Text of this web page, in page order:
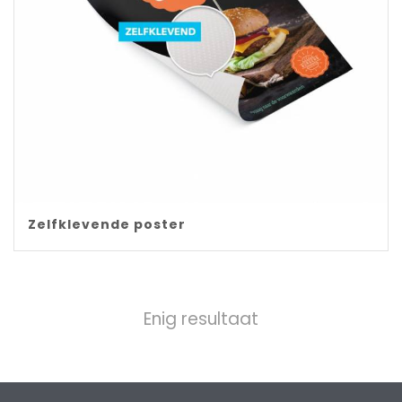
Zelfklevende poster
Enig resultaat